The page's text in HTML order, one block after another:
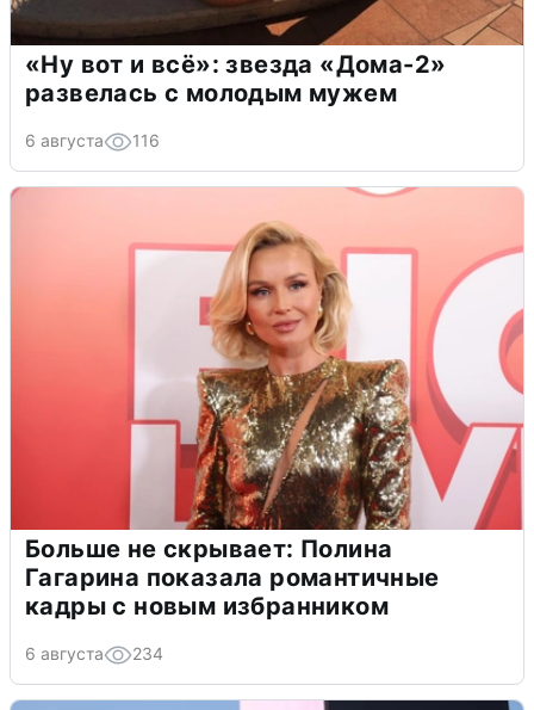
«Ну вот и всё»: звезда «Дома-2»
развелась с молодым мужем
6 августа 116
Больше не скрывает: Полина
Гагарина показала романтичные
кадры с новым избранником
6 августа 234